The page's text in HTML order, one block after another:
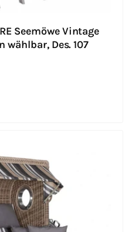
Seemöwe Vintage
wählbar, Des. 107